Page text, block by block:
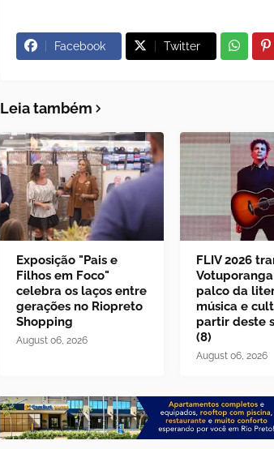
Facebook Twitter
Leia também
Exposição "Pais e
Filhos em Foco"
celebra os laços entre
gerações no Riopreto
Shopping
August 06, 2026
FLIV 2026
palco da
música e
partir deste
(8)
August 06, 2026